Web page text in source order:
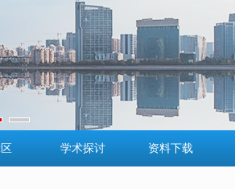
学术探讨 资料下载